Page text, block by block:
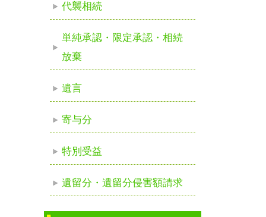
代襲相続
単純承認・限定承認・相続
放棄
遺言
寄与分
特別受益
遺留分・遺留分侵害額請求